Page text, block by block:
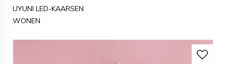
UYUNI LED-KAARSEN
WONEN